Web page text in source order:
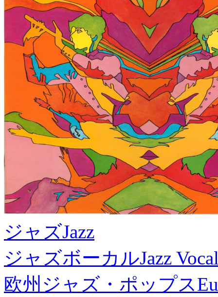
ジャズJazz
ジャズボーカルJazz
欧州ジャズ・ポップス